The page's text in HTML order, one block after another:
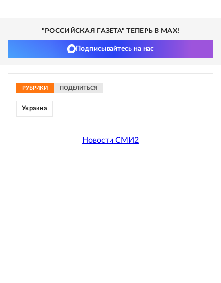
"РОССИЙСКАЯ ГАЗЕТА" ТЕПЕРЬ В MAX!
Подписывайтесь на нас
РУБРИКИ ПОДЕЛИТЬСЯ
Украина
Новости СМИ2